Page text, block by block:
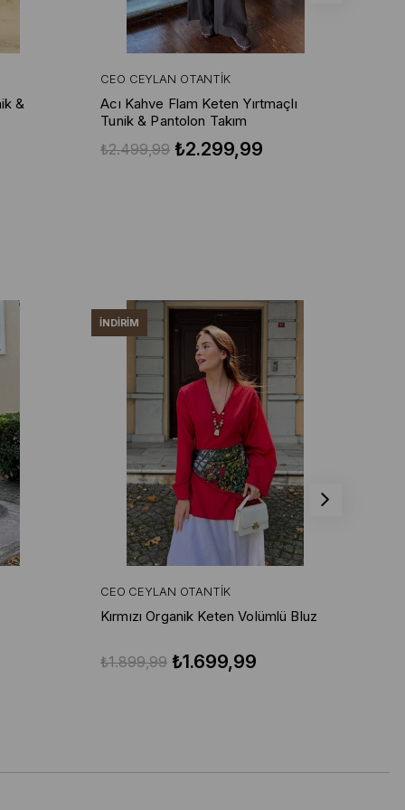
&
CEO CEYLAN OTANTIK
Acı Kahve Flam Keten Yırtmaçlı
Tunik & Pantolon Takım
₺2.299,99
₺2.499,99
CEO CEYLAN OTANTIK
Kırmızı Organik Keten Volümlü Bluz
₺1.699,99
₺1.899,99
İNDIRIM